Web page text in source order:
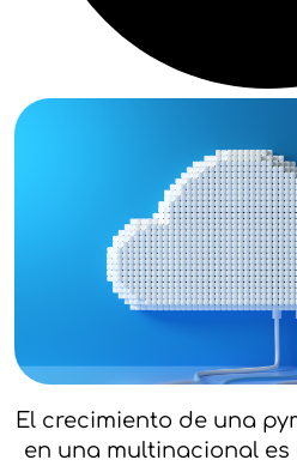
El crecimiento de una
en una multinacional